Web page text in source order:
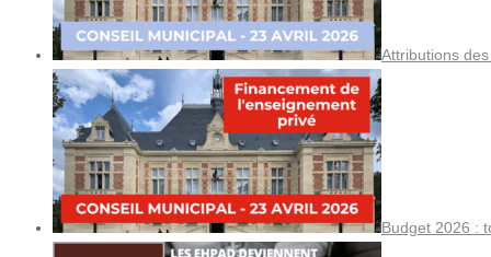
Attributions
Budget 2026 :